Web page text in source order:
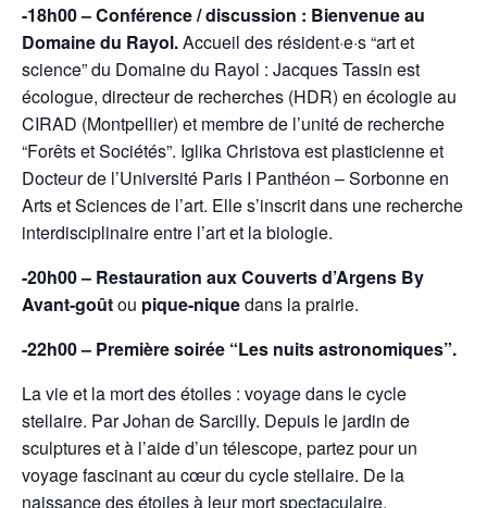
-18h00– Conférence / discussion : Bienvenue au
Domaine du Rayol.Accueil des résident·e·s “art et
science” du Domaine du Rayol : Jacques Tassin est
écologue, directeur de recherches (HDR) en écologie au
CIRAD (Montpellier) et membre de l’unité de recherche
“Forêts et Sociétés”. Iglika Christova est plasticienne et
Docteur de l’Université Paris I Panthéon – Sorbonne en
Arts et Sciences de l’art. Elle s’inscrit dans une recherche
interdisciplinaire entre l’art et la biologie.
-20h00 – Restauration aux Couverts d’Argens By
Avant-goûtou pique-niquedans la prairie.
-22h00 – Première soirée “Les nuits astronomiques”.
La vie et la mort des étoiles : voyage dans le cycle
stellaire. Par Johan de Sarcilly. Depuis le jardin de
sculptures et à l’aide d’un télescope, partez pour un
voyage fascinant au cœur du cycle stellaire. De la
naissance des étoiles à leur mort spectaculaire,